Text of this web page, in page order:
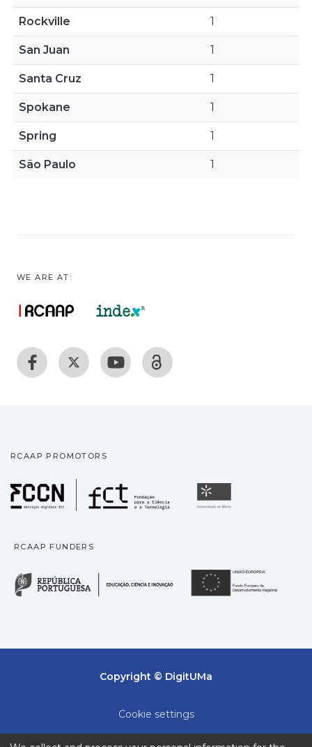
Rockville 1
San Juan 1
Santa Cruz 1
Spokane 1
Spring 1
São Paulo 1
WE ARE AT:
RCAAP PROMOTORS
Fundação para a
RCAAP FUNDERS
República Portuguesa
Copyright © DigitUMa
Cookie settings